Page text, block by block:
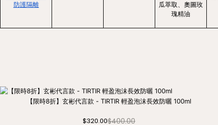
防護隔離
瓜萃取、奧圖玫
瑰精油
【限時8折】玄彬代言款 - TIRTIR 輕盈泡沫長效防曬 100ml
$320.00$400.00